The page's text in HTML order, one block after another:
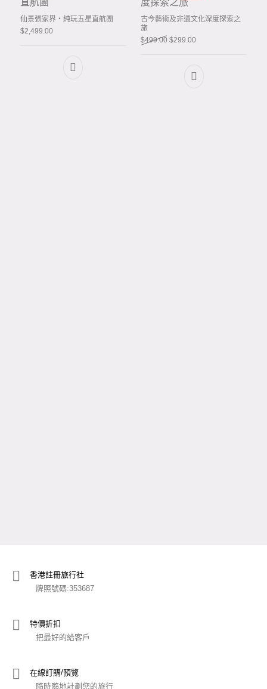
仙景張家界・純玩五星直航團
$2,499.00
古今藝術及非遺文化深度探索之
旅
$499.00 Original price was: $499.00.
$299.00
香港註冊旅行社
牌照號碼:353687
特價折扣
把最好的給客戶
在線訂購/預覽
隨時隨地計劃您的旅行